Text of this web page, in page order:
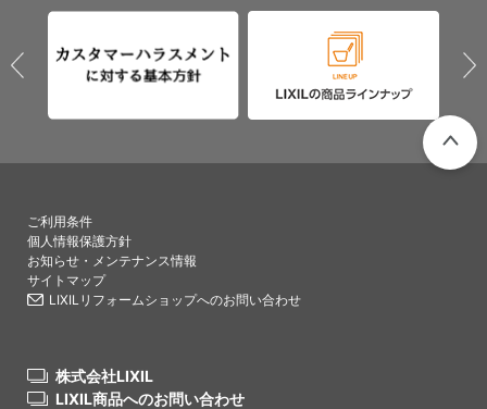
ご利用条件
個人情報保護方針
お知らせ・メンテナンス情報
サイトマップ
LIXILリフォームショップへのお問い合わせ
株式会社LIXIL
LIXIL商品へのお問い合わせ